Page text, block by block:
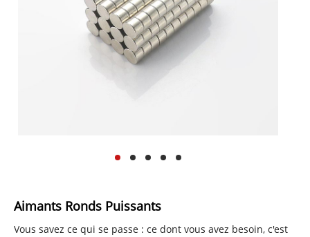
Aimants Ronds Puissants
Vous savez ce qui se passe : ce dont vous avez besoin, c'est